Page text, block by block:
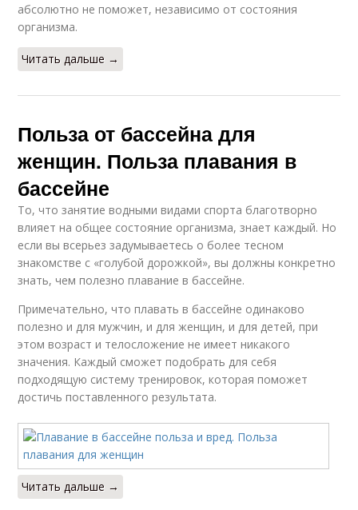
абсолютно не поможет, независимо от состояния
организма.
Читать дальше →
Польза от бассейна для
женщин. Польза плавания в
бассейне
То, что занятие водными видами спорта благотворно
влияет на общее состояние организма, знает каждый. Но
если вы всерьез задумываетесь о более тесном
знакомстве с «голубой дорожкой», вы должны конкретно
знать, чем полезно плавание в бассейне.
Примечательно, что плавать в бассейне одинаково
полезно и для мужчин, и для женщин, и для детей, при
этом возраст и телосложение не имеет никакого
значения. Каждый сможет подобрать для себя
подходящую систему тренировок, которая поможет
достичь поставленного результата.
Читать дальше →